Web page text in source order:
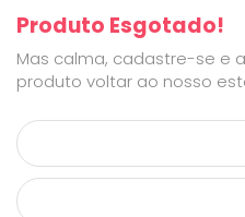
Produto Esgotado!
Mas calma, cadastre-se e
produto voltar ao nosso